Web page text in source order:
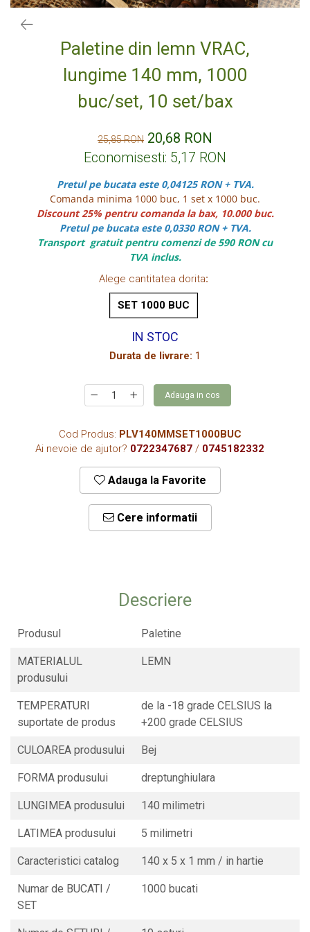
Role termice personalizate
PUNGI DE HARTIE COLORATE
ROLE TERMICE
ROLE CASA DE MARCAT 57 mm x 18
ROLE CASA DE MARCAT 57 mm x 25
ROLE CASA DE MARCAT 80 mm x 30
ROLE CASA DE MARCAT 80 mm x 40
ROLE CASA DE MARCAT 80 mm x 50
CATERING SI STREET FOOD
CUTII CARTON CARTOFI PRAJITI
CUTII KRAFT MENIU CU CLAPETE
CUTII CARTON ALB BURGER
CUTII PIZZA KRAFT NATUR
PUNGI HARTIE CU FEREASTRA
CONSUMABILE
CAPACE BIODEGRADABILE
PAIE DIN HARTIE KRAFT
Paletine din lemn VRAC,
lungime 140 mm, 1000
buc/set, 10 set/bax
25,85 RON 20,68 RON
Economisesti: 5,17 RON
Pretul pe bucata este 0,04125 RON + TVA.
Comanda minima 1000 buc, 1 set x 1000 buc.
Discount 25% pentru comanda la bax, 10.000 buc.
Pretul pe bucata este 0,0330 RON + TVA.
Transport gratuit pentru comenzi de 590 RON cu
TVA inclus.
Alege cantitatea dorita:
SET 1000 BUC
IN STOC
Durata de livrare: 1
Adauga in cos
Cod Produs: PLV140MMSET1000BUC
Ai nevoie de ajutor? 0722347687 / 0745182332
Adauga la Favorite
Cere informatii
Descriere
Produsul Paletine
MATERIALUL
produsului
LEMN
TEMPERATURI
suportate de produs
de la -18 grade CELSIUS la
+200 grade CELSIUS
CULOAREA produsului Bej
FORMA produsului dreptunghiulara
LUNGIMEA produsului 140 milimetri
LATIMEA produsului 5 milimetri
Caracteristici catalog 140 x 5 x 1 mm / in hartie
Numar de BUCATI /
SET
1000 bucati